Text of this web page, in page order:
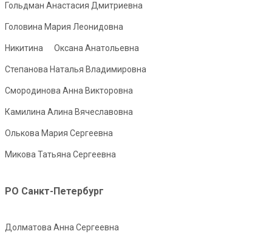
Гольдман Анастасия Дмитриевна
Головина Мария Леонидовна
Никитина Оксана Анатольевна
Степанова Наталья Владимировна
Смородинова Анна Викторовна
Камилина Алина Вячеславовна
Олькова Мария Сергеевна
Микова Татьяна Сергеевна
РО Санкт-Петербург
Долматова Анна Сергеевна